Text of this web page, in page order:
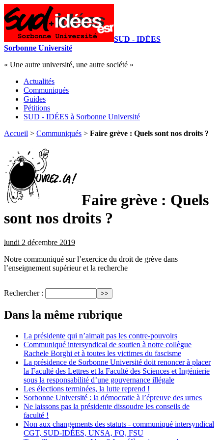
SUD - IDÉES
Sorbonne Université
« Une autre université, une autre société »
Actualités
Communiqués
Guides
Pétitions
SUD - IDÉES à Sorbonne Université
Accueil > Communiqués > Faire grève : Quels sont nos droits ?
Faire grève : Quels
sont nos droits ?
lundi 2 décembre 2019
Notre communiqué sur l’exercice du droit de grève dans
l’enseignement supérieur et la recherche
Rechercher :
Dans la même rubrique
La présidente qui n’aimait pas les contre-pouvoirs
Communiqué intersyndical de soutien à notre collègue
Rachele Borghi et à toutes les victimes du fascisme
La présidence de Sorbonne Université doit renoncer à placer
la Faculté des Lettres et la Faculté des Sciences et Ingénierie
sous la responsabilité d’une gouvernance illégale
Les élections terminées, la lutte reprend !
Sorbonne Université : la démocratie à l’épreuve des urnes
Ne laissons pas la présidente dissoudre les conseils de
faculté !
Non aux changements des statuts - communiqué intersyndical
CGT, SUD-IDÉES, UNSA, FO, FSU